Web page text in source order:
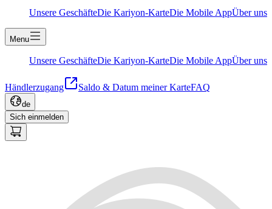
Unsere GeschäfteDie Kariyon-KarteDie Mobile AppÜber uns
Menu
Unsere GeschäfteDie Kariyon-KarteDie Mobile AppÜber uns
Händlerzugang Saldo & Datum meiner KarteFAQ
de
Sich einmelden